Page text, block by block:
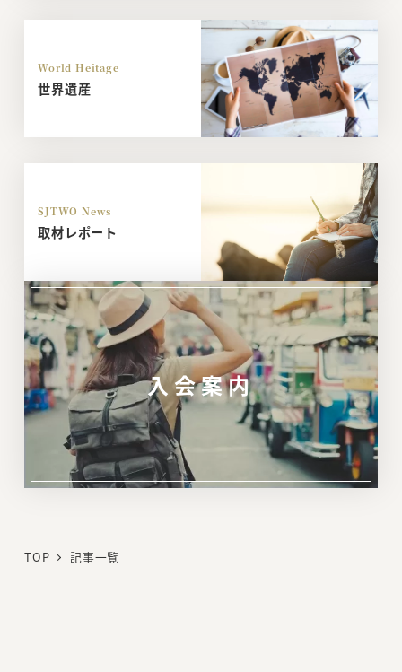
World Heitage
世界遺産
SJTWO News
取材レポート
入会案内
TOP 記事一覧